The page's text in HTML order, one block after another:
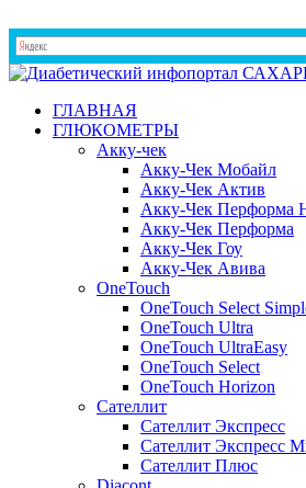
ГЛАВНАЯ
ГЛЮКОМЕТРЫ
Акку-чек
Акку-Чек Мобайл
Акку-Чек Актив
Акку-Чек Перформа
Акку-Чек Перформа
Акку-Чек Гоу
Акку-Чек Авива
OneTouch
OneTouch Select
OneTouch Ultra
OneTouch UltraEasy
OneTouch Select
OneTouch Horizon
Сателлит
Сателлит Экспресс
Сателлит Экспресс
Сателлит Плюс